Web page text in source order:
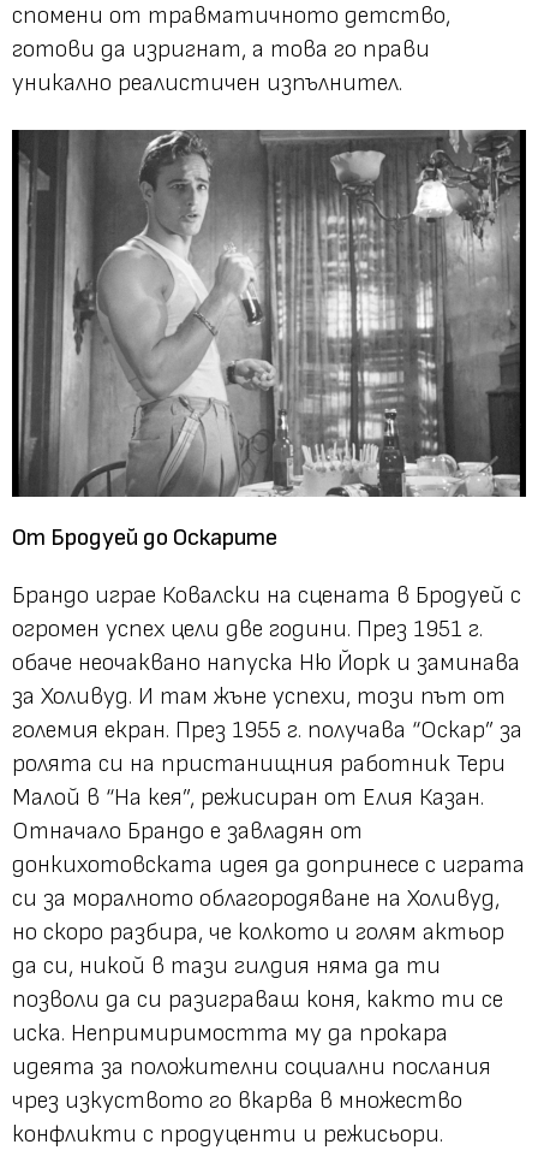
спомени от травматичното детство,
готови да изригнат, а това го прави
уникално реалистичен изпълнител.
От Бродуей до Оскарите
Брандо играе Ковалски на сцената в Бродуей с
огромен успех цели две години. През 1951 г.
обаче неочаквано напуска Ню Йорк и заминава
за Холивуд. И там жъне успехи, този път от
големия екран. През 1955 г. получава “Оскар” за
ролята си на пристанищния работник Тери
Малой в “На кея”, режисиран от Елия Казан.
Отначало Брандо е завладян от
донкихотовската идея да допринесе с играта
си за моралното облагородяване на Холивуд,
но скоро разбира, че колкото и голям актьор
да си, никой в тази гилдия няма да ти
позволи да си разиграваш коня, както ти се
иска. Непримиримостта му да прокара
идеята за положителни социални послания
чрез изкуството го вкарва в множество
конфликти с продуценти и режисьори.